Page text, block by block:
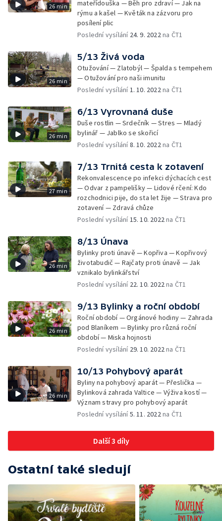
26 min
mateřídouška — Běh pro zdraví — Jak na
rýmu a kašel — Květák na zázvoru pro
posílení plic
Poslední vysílání 24. 9. 2022na ČT1
26 min
5/13 Živá voda
Otužování — Zlatobýl — Špalda s tempehem
— Otužování pro naši imunitu
Poslední vysílání1. 10. 2022na ČT1
26 min
6/13 Vyrovnaná duše
Duše rostlin — Srdečník — Stres — Mladý
bylinář — Jablko se skořicí
Poslední vysílání8. 10. 2022na ČT1
27 min
7/13 Trnitá cesta k zotavení
Rekonvalescence po infekci dýchacích cest
— Odvar z pampelišky — Lidové rčení: Kdo
rozchodnici pije, do sta let žije — Strava pro
zotavení — Zdravá chůze
Poslední vysílání15. 10. 2022na ČT1
26 min
8/13 Únava
Bylinky proti únavě — Kopřiva — Kopřivový
životabudič — Rajčaty proti únavě — Jak
vznikalo bylinkářství
Poslední vysílání 22. 10. 2022na ČT1
26 min
9/13 Bylinky a roční období
Roční období — Orgánové hodiny — Zahrada
pod Blaníkem — Bylinky pro různá roční
období — Miska hojnosti
Poslední vysílání 29. 10. 2022na ČT1
26 min
10/13 Pohybový aparát
Byliny na pohybový aparát — Přeslička —
Bylinková zahrada Valtice — Výživa kostí —
Význam stravy pro pohybový aparát
Poslední vysílání5. 11. 2022na ČT1
Další 3 díly
Ostatní také sledují